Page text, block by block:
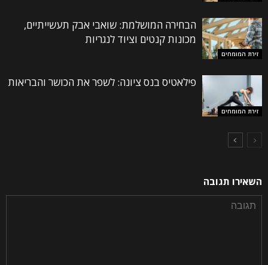
זירת המומחים
הבחירה המושלמת: שואבי אבק תעשייתיים,
מכונות קנטים וציוד לנגריות
זירת המומחים
פילאטיס בנס ציונה: לשפר את הכושר והבריאות
השאירו תגובה